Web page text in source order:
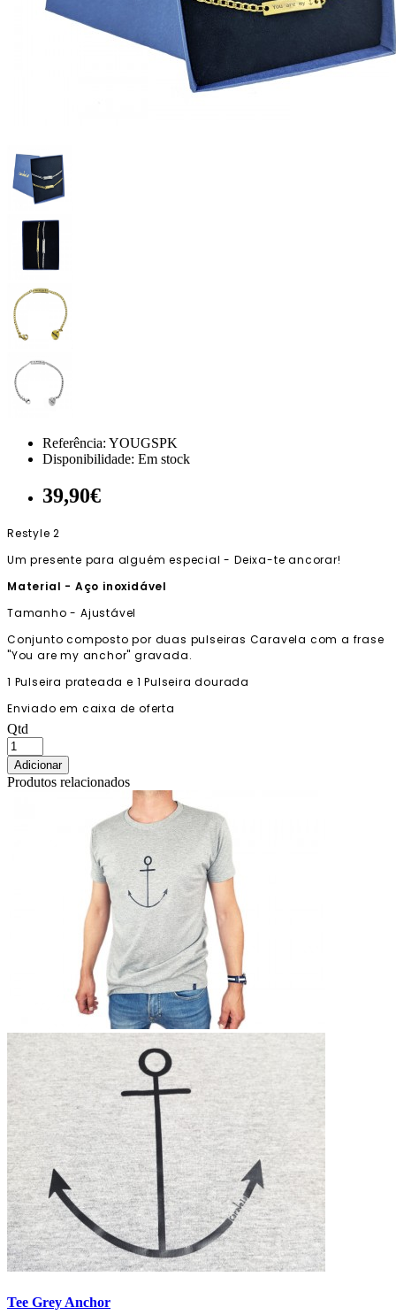
Referência: YOUGSPK
Disponibilidade: Em stock
39,90€
Restyle 2
Um presente para alguém especial - Deixa-te ancorar!
Material - Aço inoxidável
Tamanho - Ajustável
Conjunto composto por duas pulseiras Caravela com a frase
"You are my anchor" gravada.
1 Pulseira prateada e 1 Pulseira dourada
Enviado em caixa de oferta
Qtd
Adicionar
Produtos relacionados
Tee Grey Anchor